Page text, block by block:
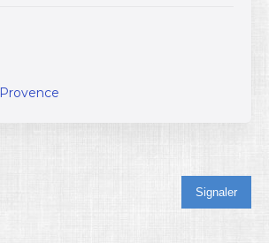
Provence
Signaler